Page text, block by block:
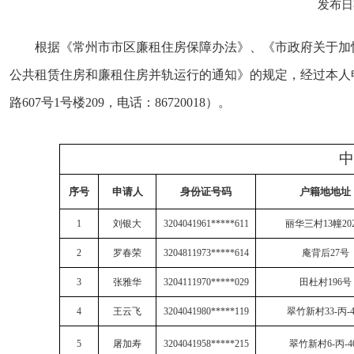
发布
根据《常州市市区廉租住房保障办法》、《市政府关于
公共租赁住房和廉租住房并轨运行的通知》的规定，经过本
路607号1号楼209，电话：86720018）。
序号 申请人 身份证号码 户籍地地址
1 刘银大 3204041961*****611 丽华三村13幢
2 罗春荣 3204811973*****614 庵背后27号
3 张雅华 3204111970*****029 田杜村196号
4 王云飞 3204041980*****119 翠竹新村33-丙-
5 屠加寿 3204041958*****215 翠竹新村6-丙-